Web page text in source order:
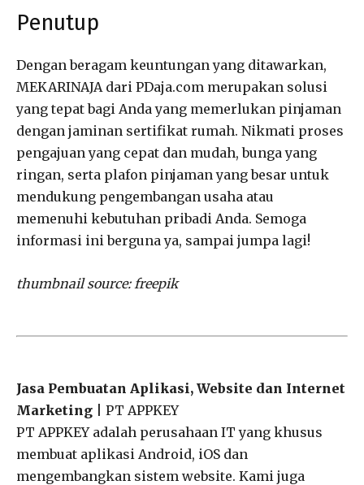
Penutup
Dengan beragam keuntungan yang ditawarkan,
MEKARINAJA dari PDaja.com merupakan solusi
yang tepat bagi Anda yang memerlukan pinjaman
dengan jaminan sertifikat rumah. Nikmati proses
pengajuan yang cepat dan mudah, bunga yang
ringan, serta plafon pinjaman yang besar untuk
mendukung pengembangan usaha atau
memenuhi kebutuhan pribadi Anda. Semoga
informasi ini berguna ya, sampai jumpa lagi!
thumbnail source: freepik
Jasa Pembuatan Aplikasi, Website dan Internet
Marketing | PT APPKEY
PT APPKEY adalah perusahaan IT yang khusus
membuat aplikasi Android, iOS dan
mengembangkan sistem website. Kami juga